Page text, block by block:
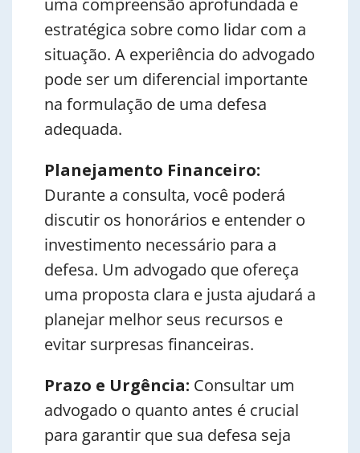
uma compreensão aprofundada e
estratégica sobre como lidar com a
situação. A experiência do advogado
pode ser um diferencial importante
na formulação de uma defesa
adequada.
Planejamento Financeiro:
Durante a consulta, você poderá
discutir os honorários e entender o
investimento necessário para a
defesa. Um advogado que ofereça
uma proposta clara e justa ajudará a
planejar melhor seus recursos e
evitar surpresas financeiras.
Prazo e Urgência: Consultar um
advogado o quanto antes é crucial
para garantir que sua defesa seja